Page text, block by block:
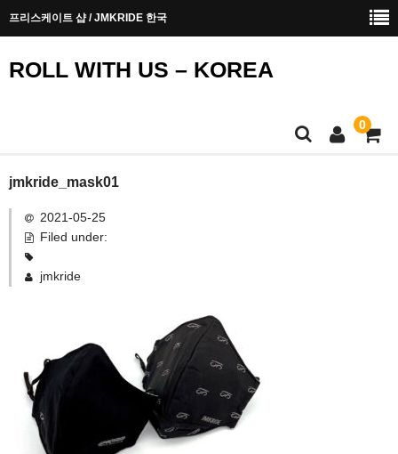
프리스케이트 샵 / JMKRIDE 한국
ROLL WITH US – KOREA
0
메인페이지
안전에 대한 안내
구입 방법
jmkride_mask01
2021-05-25
Filed under:
jmkride